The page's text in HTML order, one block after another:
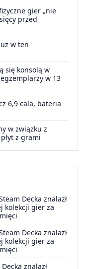
gier „nie
przed
w ten
się konsolą w
w 13
6,9 cala, bateria
w związku z
z grami
Decka znalazł
kolekcji gier za
Decka znalazł
kolekcji gier za
znalazł